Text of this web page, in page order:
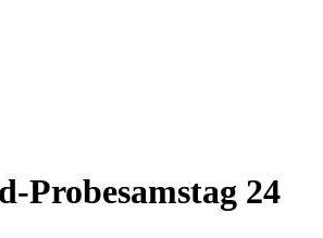
Probesamstag 24